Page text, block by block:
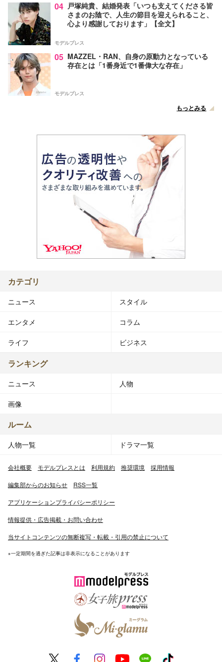
04 戸塚純貴、結婚発表「いつも支えてくださる皆
さまのお陰で、人生の節目を迎えられること、
心より感謝しております」【全文】
モデルプレス
05 MAZZEL・RAN、自身の原動力となっている
存在とは「1番身近で1番偉大な存在」
モデルプレス
もっとみる
カテゴリ
ニュース スタイル
エンタメ コラム
ライフ ビジネス
ランキング
ニュース 人物
画像
ルーム
人物一覧 ドラマ一覧
会社概要 モデルプレスとは 利用規約 推奨環境 採用情報
編集部からのお知らせ RSS一覧
アプリケーションプライバシーポリシー
情報提供・広告掲載・お問い合わせ
当サイトコンテンツの無断複写・転載・引用の禁止について
※一定期間を過ぎた記事は非表示になることがあります